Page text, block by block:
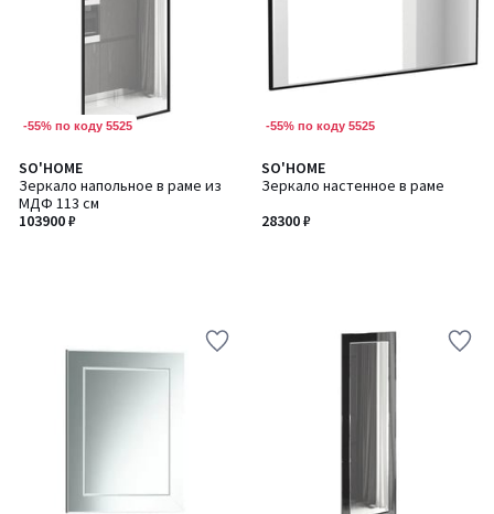
-55% по коду 5525
SO'HOME
Зеркало напольное в раме из
МДФ 113 см
103900 ₽
-55% по коду 5525
SO'HOME
Зеркало настенное в раме
28300 ₽